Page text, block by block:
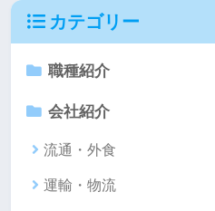
カテゴリー
職種紹介
会社紹介
流通・外食
運輸・物流